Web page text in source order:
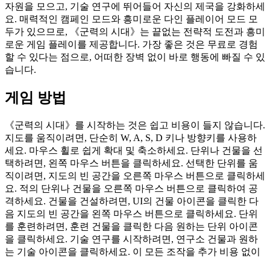
자원을 모으고, 기술 연구에 뛰어들어 자신의 제국을 강화하세
요. 매력적인 캠페인 모드와 흥미로운 다인 플레이어 모드 모
두가 있으므로, 《군력의 시대》는 끝없는 전략적 도전과 흥미
로운 게임 플레이를 제공합니다. 가장 좋은 것은 무료로 경험
할 수 있다는 점으로, 어떠한 장벽 없이 바로 행동에 빠질 수 있
습니다.
게임 방법
《군력의 시대》를 시작하는 것은 쉽고 비용이 들지 않습니다.
지도를 움직이려면, 단순히 W, A, S, D 키나 방향키를 사용하
세요. 마우스 휠로 쉽게 확대 및 축소하세요. 단위나 건물을 선
택하려면, 왼쪽 마우스 버튼을 클릭하세요. 선택한 단위를 움
직이려면, 지도의 빈 공간을 오른쪽 마우스 버튼으로 클릭하세
요. 적의 단위나 건물을 오른쪽 마우스 버튼으로 클릭하여 공
격하세요. 건물을 건설하려면, UI의 건물 아이콘을 클릭한 다
음 지도의 빈 공간을 왼쪽 마우스 버튼으로 클릭하세요. 단위
를 훈련하려면, 훈련 건물을 클릭한 다음 원하는 단위 아이콘
을 클릭하세요. 기술 연구를 시작하려면, 연구소 건물과 원하
는 기술 아이콘을 클릭하세요. 이 모든 조작을 추가 비용 없이